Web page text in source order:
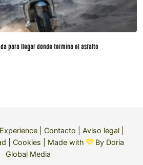
para llegar donde termina el asfalto
| Contacto Aviso legal|
Cookies | Made with By Doria
Global Media